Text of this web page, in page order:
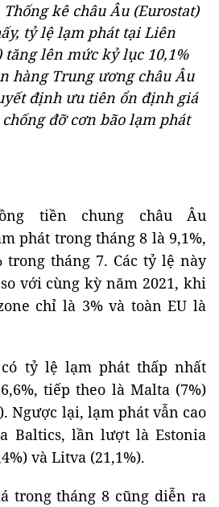
kê châu Âu (Eurostat)
tỷ lệ lạm phát tại Liên
tăng lên mức kỷ lục 10,1%
hàng Trung ương châu Âu
định ưu tiên ổn định giá
đỡ cơn bão lạm phát
tiền chung châu Âu
phát trong tháng 8 là 9,1%,
trong tháng 7. Các tỷ lệ này
với cùng kỳ năm 2021, khi
chỉ là 3% và toàn EU là
tỷ lệ lạm phát thấp nhất
tiếp theo là Malta (7%)
Ngược lại, lạm phát vẫn cao
Baltics, lần lượt là Estonia
và Litva (21,1%).
trong tháng 8 cũng diễn ra